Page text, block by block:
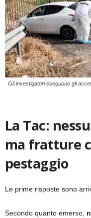
Gli investigatori eseguono gli
La Tac:
ma fratture
pestaggio
Le prime risposte sono
Secondo quanto emerso,